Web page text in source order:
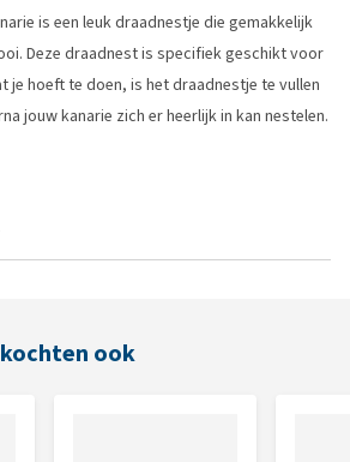
is een leuk draadnestje die gemakkelijk
Deze draadnest is specifiek geschikt voor
je hoeft te doen, is het draadnestje te vullen
jouw kanarie zich er heerlijk in kan nestelen.
ook